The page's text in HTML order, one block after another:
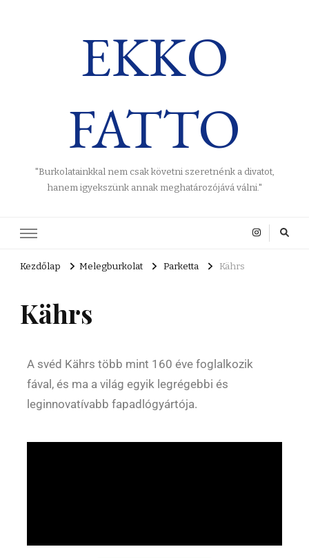
EKKO
FATTO
"Burkolatainkkal nem csak követni szeretnénk a divatot,
hanem igyekszünk annak meghatározójává válni."
Kezdőlap Melegburkolat Parketta Kährs
Kährs
A svéd Kährs több mint 160 éve foglalkozik
fával, és ma a világ egyik legrégebbi és
leginnovatívabb fapadlógyártója.